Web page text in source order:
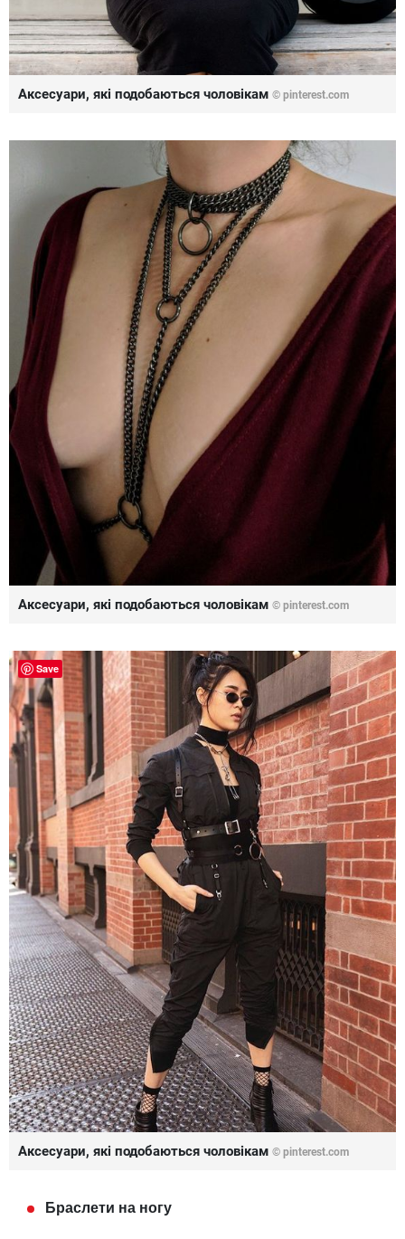
Аксесуари, які подобаються чоловікам © pinterest.com
Аксесуари, які подобаються чоловікам © pinterest.com
Аксесуари, які подобаються чоловікам © pinterest.com
Браслети на ногу
Save